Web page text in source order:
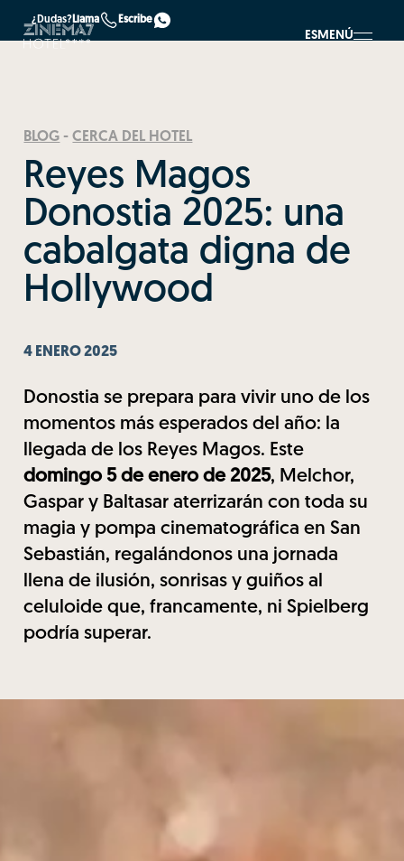
¿Dudas?Llama Escribe
ESMENÚ
BLOG -CERCA DEL HOTEL
Reyes Magos
Donostia 2025: una
cabalgata digna de
Hollywood
4 ENERO 2025
Donostia se prepara para vivir uno de los
momentos más esperados del año: la
llegada de los Reyes Magos. Este
domingo 5 de enero de 2025, Melchor,
Gaspar y Baltasar aterrizarán con toda su
magia y pompa cinematográfica en San
Sebastián, regalándonos una jornada
llena de ilusión, sonrisas y guiños al
celuloide que, francamente, ni Spielberg
podría superar.